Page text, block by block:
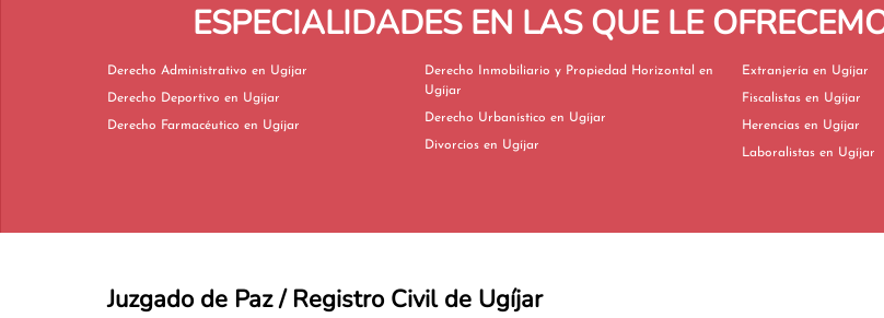
ESPECIALIDADES EN LAS QUE LE
Derecho Administrativo en Ugíjar
Derecho Deportivo en Ugíjar
Derecho Farmacéutico en Ugíjar
Derecho Inmobiliario y Propiedad Horizontal en
Ugíjar
Derecho Urbanístico en Ugíjar
Divorcios en Ugíjar
Extranjería en Ugíjar
Fiscalistas en Ugíjar
Herencias en Ugíjar
Laboralistas en Ugíjar
Juzgado de Paz / Registro Civil de Ugíjar